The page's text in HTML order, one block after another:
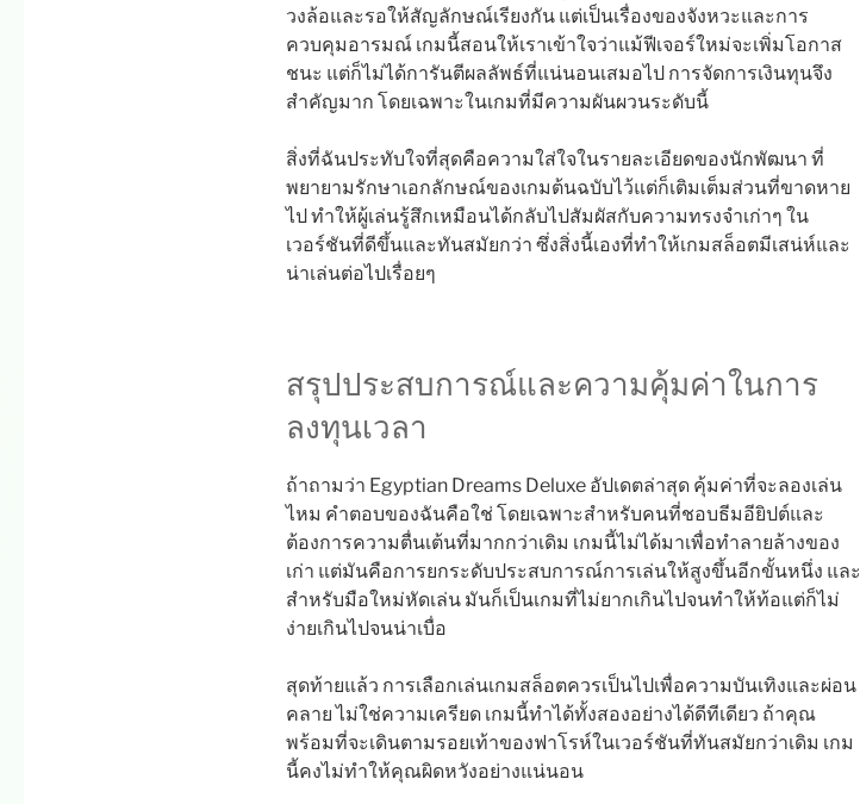
วงล้อและรอให้สัญลักษณ์เรียงกัน แต่เป็นเรื่องของจังหวะและการ
ควบคุมอารมณ์ เกมนี้สอนให้เราเข้าใจว่าแม้ฟีเจอร์ใหม่จะเพิ่มโอกาส
ชนะ แต่ก็ไม่ได้การันตีผลลัพธ์ที่แน่นอนเสมอไป การจัดการเงินทุนจึง
สำคัญมาก โดยเฉพาะในเกมที่มีความผันผวนระดับนี้
สิ่งที่ฉันประทับใจที่สุดคือความใส่ใจในรายละเอียดของนักพัฒนา ที่
พยายามรักษาเอกลักษณ์ของเกมต้นฉบับไว้แต่ก็เติมเต็มส่วนที่ขาดหาย
ไป ทำให้ผู้เล่นรู้สึกเหมือนได้กลับไปสัมผัสกับความทรงจำเก่าๆ ใน
เวอร์ชันที่ดีขึ้นและทันสมัยกว่า ซึ่งสิ่งนี้เองที่ทำให้เกมสล็อตมีเสน่ห์และ
น่าเล่นต่อไปเรื่อยๆ
สรุปประสบการณ์และความคุ้มค่าในการ
ลงทุนเวลา
ถ้าถามว่า Egyptian Dreams Deluxe อัปเดตล่าสุด คุ้มค่าที่จะลองเล่น
ไหม คำตอบของฉันคือใช่ โดยเฉพาะสำหรับคนที่ชอบธีมอียิปต์และ
ต้องการความตื่นเต้นที่มากกว่าเดิม เกมนี้ไม่ได้มาเพื่อทำลายล้างของ
เก่า แต่มันคือการยกระดับประสบการณ์การเล่นให้สูงขึ้นอีกขั้นหนึ่ง และ
สำหรับมือใหม่หัดเล่น มันก็เป็นเกมที่ไม่ยากเกินไปจนทำให้ท้อแต่ก็ไม่
ง่ายเกินไปจนน่าเบื่อ
สุดท้ายแล้ว การเลือกเล่นเกมสล็อตควรเป็นไปเพื่อความบันเทิงและผ่อน
คลาย ไม่ใช่ความเครียด เกมนี้ทำได้ทั้งสองอย่างได้ดีทีเดียว ถ้าคุณ
พร้อมที่จะเดินตามรอยเท้าของฟาโรห์ในเวอร์ชันที่ทันสมัยกว่าเดิม เกม
นี้คงไม่ทำให้คุณผิดหวังอย่างแน่นอน